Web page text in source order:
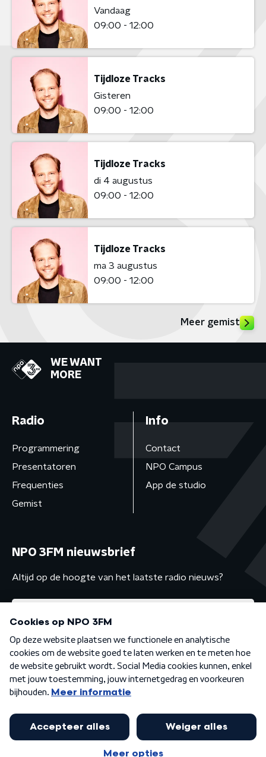
Vandaag
09:00 - 12:00
Tijdloze Tracks
Gisteren
09:00 - 12:00
Tijdloze Tracks
di 4 augustus
09:00 - 12:00
Tijdloze Tracks
ma 3 augustus
09:00 - 12:00
Meer gemist
WE WANT
MORE
Radio
Programmering
Presentatoren
Frequenties
Gemist
Info
Contact
NPO Campus
App de studio
NPO 3FM nieuwsbrief
Altijd op de hoogte van het laatste radio nieuws?
Algemene voorwaarden Privacybeleid